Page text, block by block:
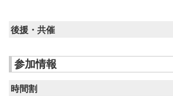
後援・共催
参加情報
時間割